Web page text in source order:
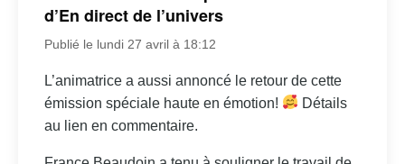
d’En direct de l’univers
Publié le lundi 27 avril à 18:12
L’animatrice a aussi annoncé le retour de cette
émission spéciale haute en émotion!
Détails
au lien en commentaire.